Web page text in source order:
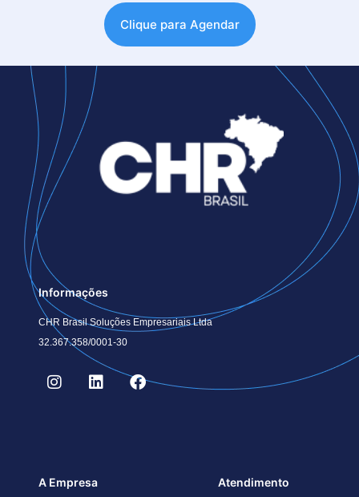
Clique para Agendar
Informações
CHR Brasil Soluções Empresariais Ltda
32.367.358/0001-30
A Empresa Atendimento